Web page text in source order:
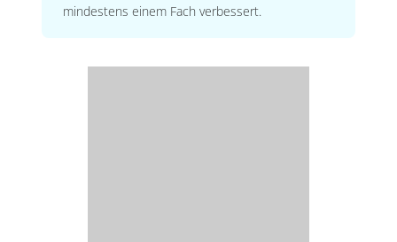
mindestens einem Fach verbessert.